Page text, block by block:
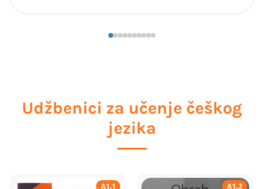
Udžbenici za učenje češkog
jezika
A1.1 A1.2